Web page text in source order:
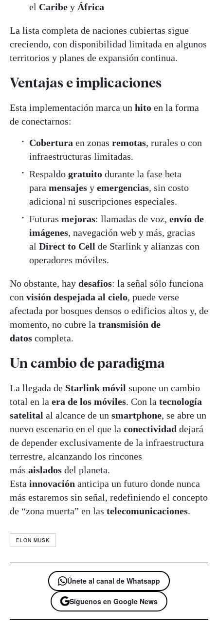
el Caribe y África
La lista completa de naciones cubiertas sigue
creciendo, con disponibilidad limitada en algunos
territorios y planes de expansión continua.
Ventajas eimplicaciones
Esta implementación marca un hito en la forma
de conectarnos:
Cobertura en zonas remotas, rurales o con
infraestructuras limitadas.
Respaldo gratuito durante la fase beta
para mensajes y emergencias, sin costo
adicional ni suscripciones especiales.
Futuras mejoras: llamadas de voz, envío de
imágenes, navegación web y más, gracias
al Direct to Cell de Starlink y alianzas con
operadores móviles.
No obstante, hay desafíos: la señal sólo funciona
con visión despejada al cielo, puede verse
afectada por bosques densos o edificios altos y, de
momento, no cubre la transmisión de
datos completa.
Un cambio deparadigma
La llegada de Starlink móvil supone un cambio
total en la era de los móviles. Con la tecnología
satelital al alcance de un smartphone, se abre un
nuevo escenario en el que la conectividad dejará
de depender exclusivamente de la infraestructura
terrestre, alcanzando los rincones
más aislados del planeta.
Esta innovación anticipa un futuro donde nunca
más estaremos sin señal, redefiniendo el concepto
de “zona muerta” en las telecomunicaciones.
ELON MUSK
Únete al canal de Whatsapp
Síguenos en Google News